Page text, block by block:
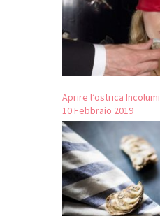
Aprire l’ostrica Incolumi
10 Febbraio 2019